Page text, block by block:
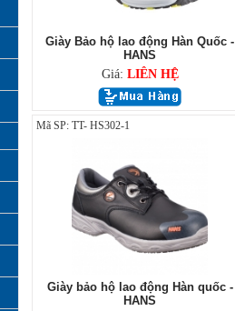
Giày Bảo hộ lao động Hàn Quốc -
HANS
Giá: LIÊN HỆ
Mã SP: TT- HS302-1
Giày bảo hộ lao động Hàn quốc -
HANS